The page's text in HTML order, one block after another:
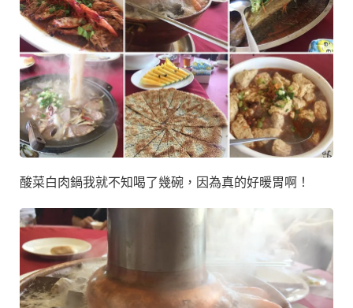
酸菜白肉鍋我就不知喝了幾碗，因為真的好暖胃啊！